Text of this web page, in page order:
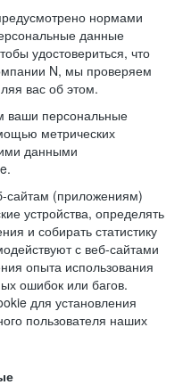
нормами
данные
удостовериться, что
N, мы проверяем
вас об этом.
ваши персональные
метрических
данными
сайтам (приложениям)
устройства, определять
и собирать статистику
с веб-сайтами
опыта использования
ошибок или багов.
для установления
пользователя наших